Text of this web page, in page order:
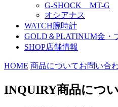
G-SHOCK MT-G
オシアナス
WATCH腕時計
GOLD＆PLATINUM金・
SHOP店舗情報
HOME 商品についてお問い合
INQUIRY商品につ